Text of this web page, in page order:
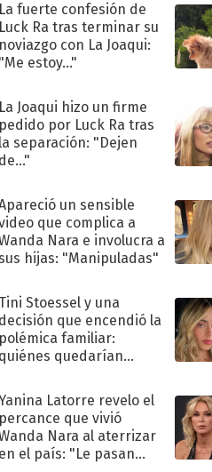
La fuerte confesión de
Luck Ra tras terminar su
noviazgo con La Joaqui:
"Me estoy..."
La Joaqui hizo un firme
pedido por Luck Ra tras
la separación: "Dejen
de..."
un sensible
que complica a
Nara e involucra a
sus hijas: "Manipuladas"
Tini Stoessel y una
decisión que encendió la
polémica familiar:
quiénes quedarían
Latorre revelo el
percance que vivió
Nara al aterrizar
en el país: "Le pasan